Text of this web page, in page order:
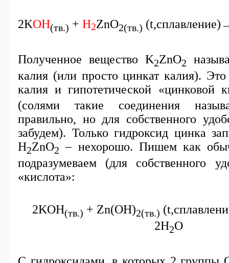
2KOH(тв.) + H2ZnO2(тв.) (t
Полученное вещество K2ZnO2
калия (или просто цинкат калия).
калия и гипотетической «цинковой
(солями такие соединения
правильно, но для собственного
забудем). Только гидроксид цинка
H2ZnO2 – нехорошо. Пишем как
подразумеваем (для собственного
«кислота»:
2KOH(тв.) + Zn(OH)2(тв.) (t
2H2O